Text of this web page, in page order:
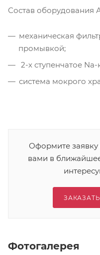
Состав
механическая
промывкой;
2-х ступенчатое
система мокрого
Оформите заявку
вами в
Фотогалерея